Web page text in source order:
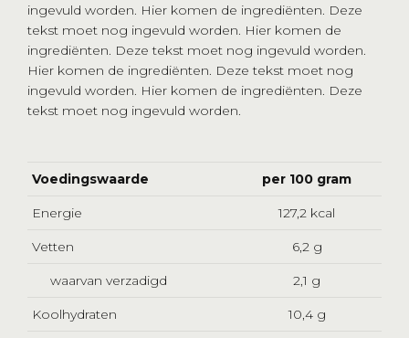
ingevuld worden. Hier komen de ingrediënten. Deze
tekst moet nog ingevuld worden. Hier komen de
ingrediënten. Deze tekst moet nog ingevuld worden.
Hier komen de ingrediënten. Deze tekst moet nog
ingevuld worden. Hier komen de ingrediënten. Deze
tekst moet nog ingevuld worden.
Voedingswaarde per 100 gram
Energie 127,2 kcal
Vetten 6,2 g
waarvan verzadigd 2,1 g
Koolhydraten 10,4 g